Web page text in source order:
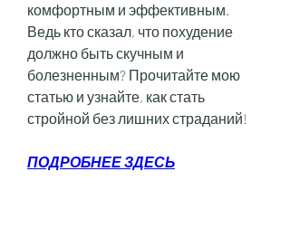
комфортным и эффективным.
Ведь кто сказал, что похудение
должно быть скучным и
болезненным? Прочитайте мою
статью и узнайте, как стать
стройной без лишних страданий!
ПОДРОБНЕЕ ЗДЕСЬ